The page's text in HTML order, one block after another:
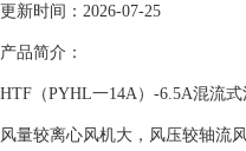
更新时间：2026-07-25
产品简介：
HTF（PYHL一14A）-6.5A混流
风量较离心风机大，风压较轴流